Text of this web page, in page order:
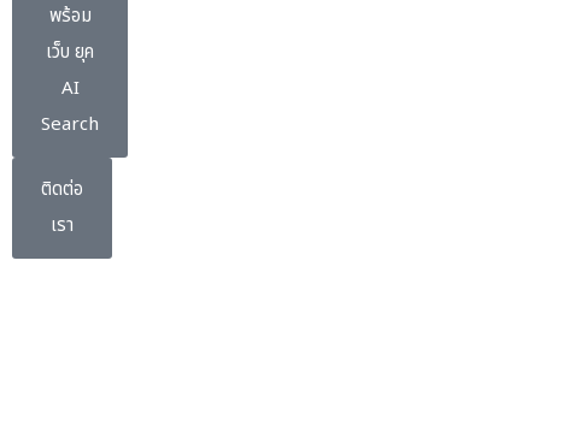
พร้อม
เว็บ ยุค
AI
Search
ติดต่อ
เรา